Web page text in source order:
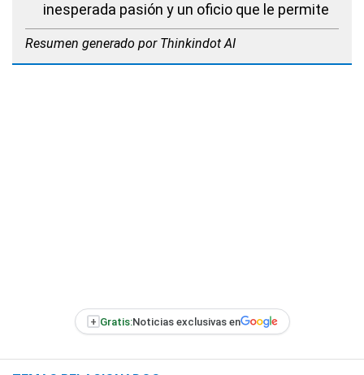
inesperada pasión y un oficio que le permite
Resumen generado por Thinkindot AI
+ Gratis:Noticias exclusivas en